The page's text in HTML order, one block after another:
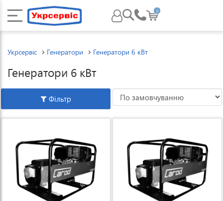
0
Укрсервіс Генератори Генератори 6 кВт
Генератори 6 кВт
Фільтр